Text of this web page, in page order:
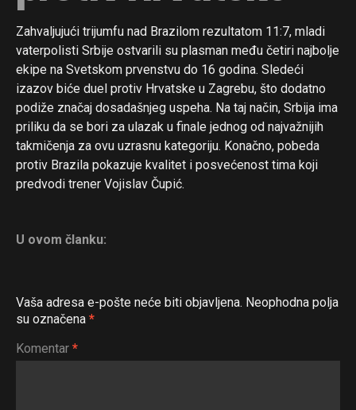
Zahvaljujući trijumfu nad Brazilom rezultatom 11:7, mladi
vaterpolisti Srbije ostvarili su plasman među četiri najbolje
ekipe na Svetskom prvenstvu do 16 godina. Sledeći
izazov biće duel protiv Hrvatske u Zagrebu, što dodatno
podiže značaj dosadašnjeg uspeha. Na taj način, Srbija ima
priliku da se bori za ulazak u finale jednog od najvažnijih
takmičenja za ovu uzrasnu kategoriju. Konačno, pobeda
protiv Brazila pokazuje kvalitet i posvećenost tima koji
predvodi trener Vojislav Čupić.
U ovom članku:
Vaša adresa e-pošte neće biti objavljena. Neophodna polja
su označena *
Komentar *
Flipboard
Reddit